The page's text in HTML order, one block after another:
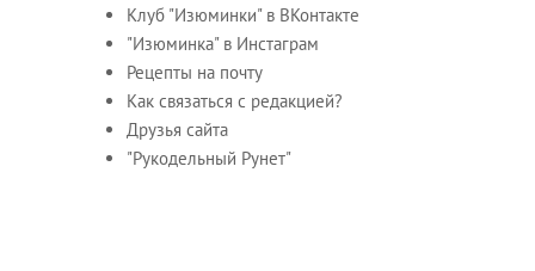
Клуб "Изюминки" в ВКонтакте
"Изюминка" в Инстаграм
Рецепты на почту
Как связаться с редакцией?
Друзья сайта
"Рукодельный Рунет"